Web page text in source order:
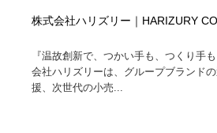
株式会社ハリズリー｜HARIZURY
『温故創新で、つかい手も、つくり手
会社ハリズリーは、グループブランド
援、次世代の小売...